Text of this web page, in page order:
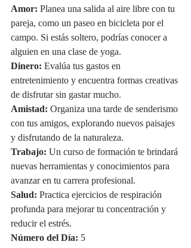
Amor: Planea una salida al aire libre con tu
pareja, como un paseo en bicicleta por el
campo. Si estás soltero, podrías conocer a
alguien en una clase de yoga.
Dinero: Evalúa tus gastos en
entretenimiento y encuentra formas creativas
de disfrutar sin gastar mucho.
Amistad: Organiza una tarde de senderismo
con tus amigos, explorando nuevos paisajes
y disfrutando de la naturaleza.
Trabajo: Un curso de formación te brindará
nuevas herramientas y conocimientos para
avanzar en tu carrera profesional.
Salud: Practica ejercicios de respiración
profunda para mejorar tu concentración y
reducir el estrés.
Número del Día: 5